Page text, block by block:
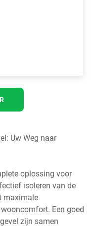
Uw Weg naar
oplossing voor
isoleren van de
maximale
Een goed
zijn samen